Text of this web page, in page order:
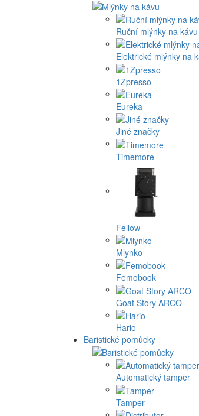
Ruční mlýnky na kávu
Elektrické mlýnky na
1Zpresso
Eureka
Jiné značky
Timemore
Fellow
Mlynko
Femobook
Goat Story ARCO
Hario
Baristické pomůcky
Automatický tamper
Tamper